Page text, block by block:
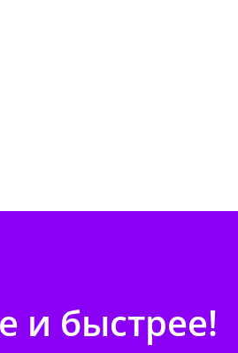
и быстрее!